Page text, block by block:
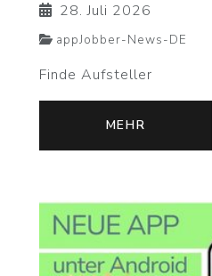
28. Juli 2026
appJobber-News-DE
Finde Aufsteller
MEHR